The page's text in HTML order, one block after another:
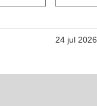
24 jul 2026